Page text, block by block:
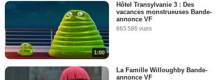
1:00
Hôtel Transylvanie 3 : Des
vacances monstrueuses Bande-
annonce VF
665 586 vues
La Famille Willoughby Bande-
annonce VF